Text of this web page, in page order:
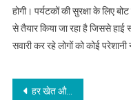
होगी। पर्यटकों की सुरक्षा के लिए
से तैयार किया जा रहा है जिससे हाई
सवारी कर रहे लोगों को कोई परेशानी
Post
हर खेत और हर फसल का बनेगा डिजिटल रिकॉर्ड, बिहार में डिजिटल क्रॉप सर्वे का बड़ा विस्तार